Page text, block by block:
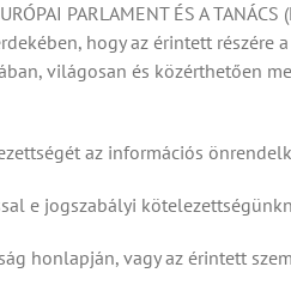
PARLAMENT ÉS A
hogy az érintett
világosan és közérthetően
az információs
e jogszabályi
honlapján, vagy az érintett